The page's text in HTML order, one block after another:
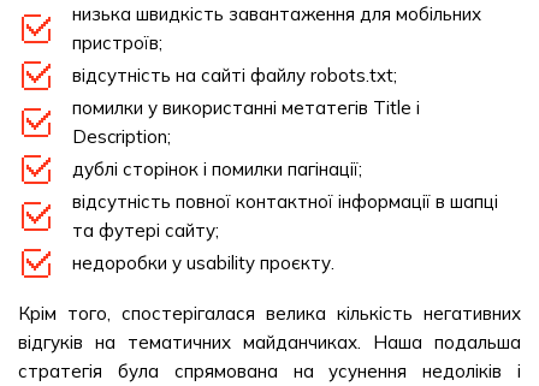
низька швидкість завантаження для мобільних
пристроїв;
відсутність на сайті файлу robots.txt;
помилки у використанні метатегів Title і
Description;
дублі сторінок і помилки пагінації;
відсутність повної контактної інформації в шапці
та футері сайту;
недоробки у usability проєкту.
Крім того, спостерігалася велика кількість негативних
відгуків на тематичних майданчиках. Наша подальша
стратегія була спрямована на усунення недоліків і